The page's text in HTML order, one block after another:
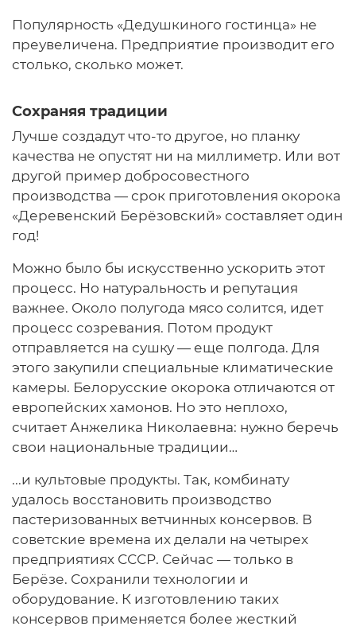
Популярность «Дедушкиного гостинца» не
преувеличена. Предприятие производит его
столько, сколько может.
Сохраняя традиции
Лучше создадут что-то другое, но планку
качества не опустят ни на миллиметр. Или вот
другой пример добросовестного
производства — срок приготовления окорока
«Деревенский Берёзовский» составляет один
год!
Можно было бы искусственно ускорить этот
процесс. Но натуральность и репутация
важнее. Около полугода мясо солится, идет
процесс созревания. Потом продукт
отправляется на сушку — еще полгода. Для
этого закупили специальные климатические
камеры. Белорусские окорока отличаются от
европейских хамонов. Но это неплохо,
считает Анжелика Николаевна: нужно беречь
свои национальные традиции…
...и культовые продукты. Так, комбинату
удалось восстановить производство
пастеризованных ветчинных консервов. В
советские времена их делали на четырех
предприятиях СССР. Сейчас — только в
Берёзе. Сохранили технологии и
оборудование. К изготовлению таких
консервов применяется более жесткий